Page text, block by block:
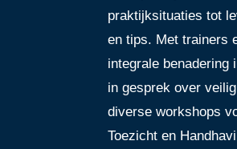
praktijksituaties tot
en tips. Met trainers
integrale benadering
in gesprek over
diverse workshops
Toezicht en